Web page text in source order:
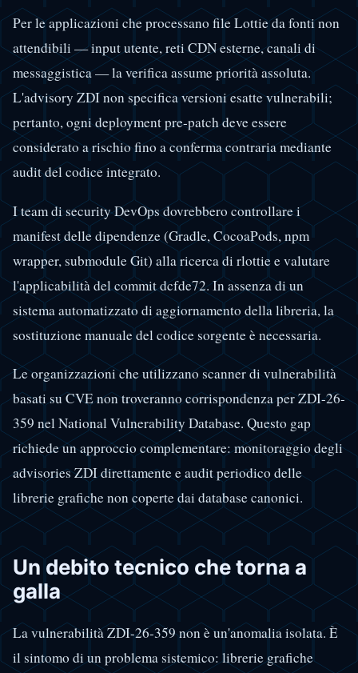
Per le applicazioni che processano file Lottie da fonti non
attendibili — input utente, reti CDN esterne, canali di
messaggistica — la verifica assume priorità assoluta.
L'advisory ZDI non specifica versioni esatte vulnerabili;
pertanto, ogni deployment pre-patch deve essere
considerato a rischio fino a conferma contraria mediante
audit del codice integrato.
I team di security DevOps dovrebbero controllare i
manifest delle dipendenze (Gradle, CocoaPods, npm
wrapper, submodule Git) alla ricerca di rlottie e valutare
l'applicabilità del commit dcfde72. In assenza di un
sistema automatizzato di aggiornamento della libreria, la
sostituzione manuale del codice sorgente è necessaria.
Le organizzazioni che utilizzano scanner di vulnerabilità
basati su CVE non troveranno corrispondenza per ZDI-26-
359 nel National Vulnerability Database. Questo gap
richiede un approccio complementare: monitoraggio degli
advisories ZDI direttamente e audit periodico delle
librerie grafiche non coperte dai database canonici.
Un debito tecnico che torna a
galla
La vulnerabilità ZDI-26-359 non è un'anomalia isolata. È
il sintomo di un problema sistemico: librerie grafiche